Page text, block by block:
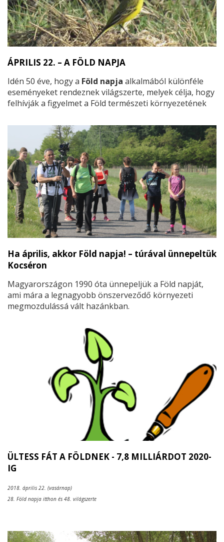
ÁPRILIS 22. – A FÖLD NAPJA
Idén 50 éve, hogy a Föld napja alkalmából különféle
eseményeket rendeznek világszerte, melyek célja, hogy
felhívják a figyelmet a Föld természeti környezetének
Ha április, akkor Föld napja! – túrával ünnepeltük
Kocséron
Magyarországon 1990 óta ünnepeljük a Föld napját,
ami mára a legnagyobb önszerveződő környezeti
megmozdulássá vált hazánkban.
ÜLTESS FÁT A FÖLDNEK - 7,8 MILLIÁRDOT 2020-
IG
2018. április 22. (vasárnap)
28. Föld napja itthon és 48. világszerte